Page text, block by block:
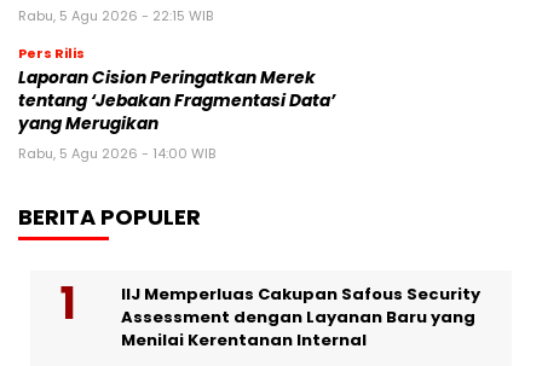
Rabu, 5 Agu 2026 - 22:15 WIB
Pers Rilis
Laporan Cision Peringatkan Merek
tentang ‘Jebakan Fragmentasi Data’
yang Merugikan
Rabu, 5 Agu 2026 - 14:00 WIB
BERITA POPULER
IIJ Memperluas Cakupan Safous Security
Assessment dengan Layanan Baru yang
Menilai Kerentanan Internal